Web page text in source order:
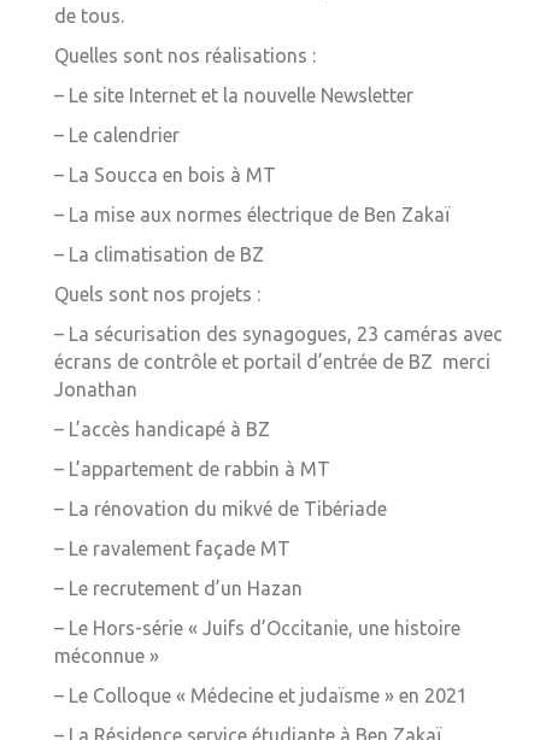
de tous.
Quelles sont nos réalisations :
– Le site Internet et la nouvelle Newsletter
– Le calendrier
– La Soucca en bois à MT
– La mise aux normes électrique de Ben Zakaï
– La climatisation de BZ
Quels sont nos projets :
– La sécurisation des synagogues, 23 caméras avec
écrans de contrôle et portail d’entrée de BZ merci
Jonathan
– L’accès handicapé à BZ
– L’appartement de rabbin à MT
– La rénovation du mikvé de Tibériade
– Le ravalement façade MT
– Le recrutement d’un Hazan
– Le Hors-série « Juifs d’Occitanie, une histoire
méconnue »
– Le Colloque « Médecine et judaïsme » en 2021
– La Résidence service étudiante à Ben Zakaï